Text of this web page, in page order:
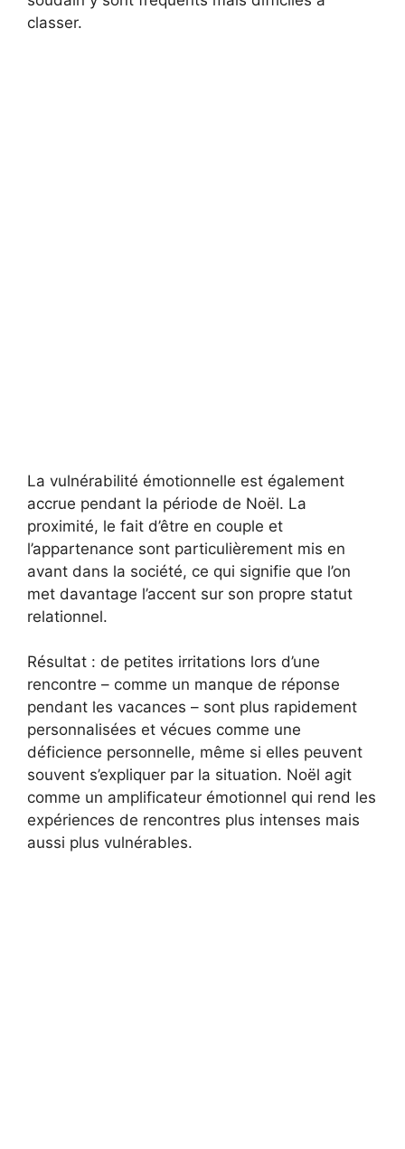
classer.
La vulnérabilité émotionnelle est également
accrue pendant la période de Noël. La
proximité, le fait d’être en couple et
l’appartenance sont particulièrement mis en
avant dans la société, ce qui signifie que l’on
met davantage l’accent sur son propre statut
relationnel.
Résultat : de petites irritations lors d’une
rencontre – comme un manque de réponse
pendant les vacances – sont plus rapidement
personnalisées et vécues comme une
déficience personnelle, même si elles peuvent
souvent s’expliquer par la situation. Noël agit
comme un amplificateur émotionnel qui rend les
expériences de rencontres plus intenses mais
aussi plus vulnérables.